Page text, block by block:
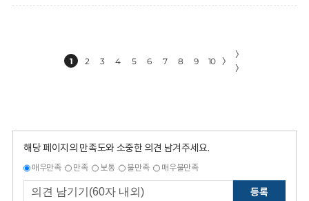
1 2 3 4 5 6 7 8 9 10 〉
〉
〉
해당 페이지의 만족도와 소중한 의견 남겨주세요.
매우만족 만족 보통 불만족 매우불만족
등록